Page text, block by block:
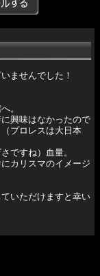
ませんでした！
。
興味はなかったので
プロレスは大日本
ですね）血量。
カリスマのイメージ
いただけますと幸い